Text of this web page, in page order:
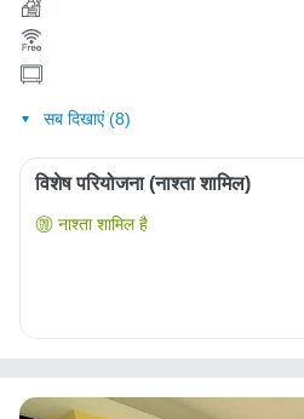
सब दिखाएं (8)
विशेष परियोजना (नाश्ता शामिल)
नाश्ता शामिल है